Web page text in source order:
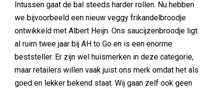
Intussen gaat de bal steeds harder rollen. Nu hebben
we bijvoorbeeld een nieuw veggy frikandelbroodje
ontwikkeld met Albert Heijn. Ons saucijzenbroodje ligt
al ruim twee jaar bij AH to Go en is een enorme
beststeller. Er zijn wel huismerken in deze categorie,
maar retailers willen vaak juist ons merk omdat het als
goed en lekker bekend staat. Wij gaan zelf ook geen